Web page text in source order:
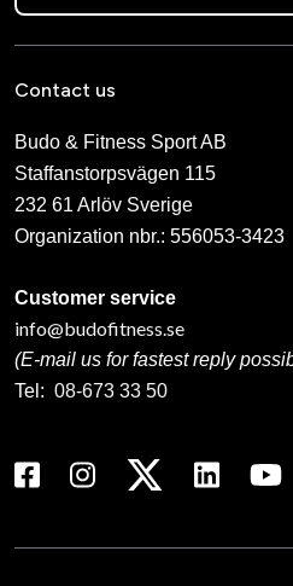
Contact us
Budo & Fitness Sport AB
Staffanstorpsvägen 115
232 61 Arlöv Sverige
Organization nbr.: 556053-3423
Customer service
info@budofitness.se
(E-mail us for fastest reply
Tel: 08-673 33 50